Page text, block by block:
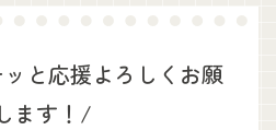
と応援よろしくお願
ます！/